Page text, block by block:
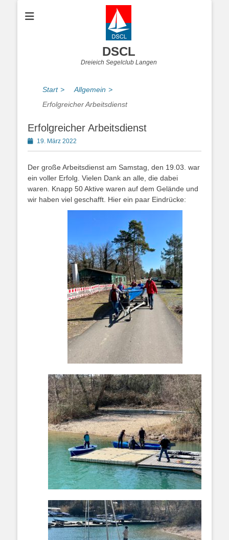
DSCL
Dreieich Segelclub Langen
Start > Allgemein >
Erfolgreicher Arbeitsdienst
Erfolgreicher Arbeitsdienst
Posted
on
19. März 2022
Der große Arbeitsdienst am Samstag, den 19.03. war
ein voller Erfolg. Vielen Dank an alle, die dabei
waren. Knapp 50 Aktive waren auf dem Gelände und
wir haben viel geschafft. Hier ein paar Eindrücke: